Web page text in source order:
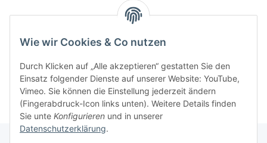
Sonstiges
Wie wir Cookies & Co nutzen
Durch Klicken auf „Alle akzeptieren“ gestatten Sie den
Einsatz folgender Dienste auf unserer Website: YouTube,
Vimeo. Sie können die Einstellung jederzeit ändern
(Fingerabdruck-Icon links unten). Weitere Details finden
Sie unte Konfigurieren und in unserer
Datenschutzerklärung.